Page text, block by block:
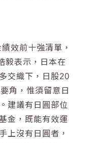
效前十強清單，
毅表示，日本在
交織下，日股20
角，惟須留意日
建議有日圓部位
金，既能有效運
上沒有日圓者，